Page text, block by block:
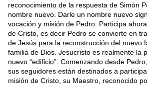
reconocimiento de la respuesta de Simón
nombre nuevo. Darle un nombre nuevo
vocación y misión de Pedro. Participa
de Cristo, es decir Pedro se convierte en
de Jesús para la reconstrucción del nuevo
familia de Dios. Jesucristo es realmente la
nuevo “edificio”. Comenzando desde
sus seguidores están destinados a
misión de Cristo, su Maestro, reconocido